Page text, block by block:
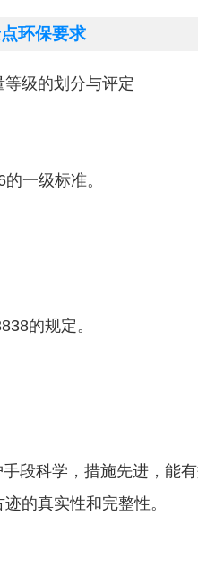
环保要求
级的划分与评定
一级标准。
的规定。
段科学，措施先进，能
的真实性和完整性。